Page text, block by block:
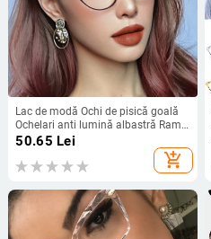
Lac de modă Ochi de pisică goală
Ochelari anti lumină albastră Rame
de ochelari pentru femei Ochelari de
oglindă cu oglindă plată de metal
50.65 Lei
add_shopping_cart